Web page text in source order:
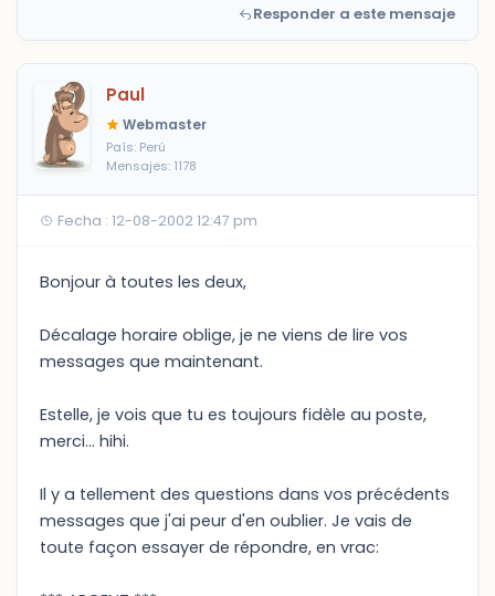
Responder a este mensaje
Paul
Webmaster
País: Perú
Mensajes: 1178
Fecha : 12-08-2002 12:47 pm
Bonjour à toutes les deux,
Décalage horaire oblige, je ne viens de lire vos
messages que maintenant.
Estelle, je vois que tu es toujours fidèle au poste,
merci... hihi.
Il y a tellement des questions dans vos précédents
messages que j'ai peur d'en oublier. Je vais de
toute façon essayer de répondre, en vrac: